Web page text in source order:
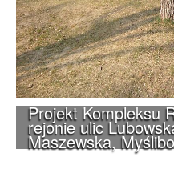
Projekt Kompleksu
rejonie ulic
Maszewska,